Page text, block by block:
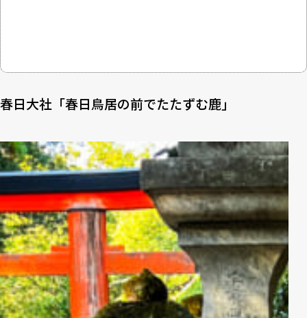
春日大社「春日鳥居の前でたたずむ鹿」